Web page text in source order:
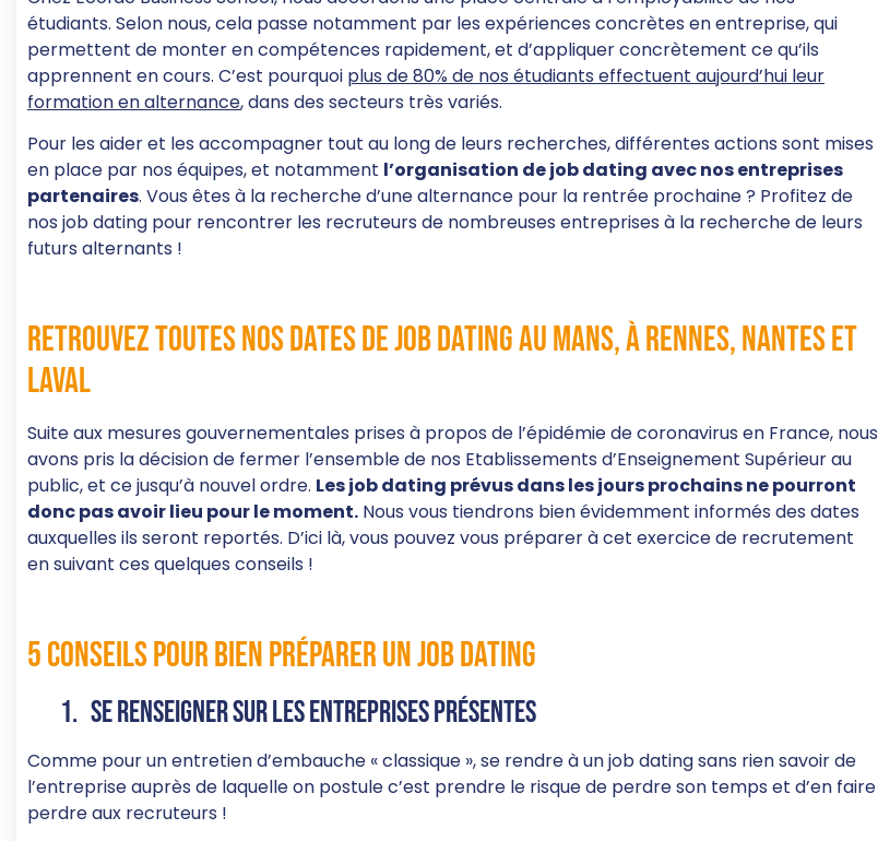
étudiants. Selon nous, cela passe notamment par les expériences concrètes en entreprise, qui
permettent de monter en compétences rapidement, et d’appliquer concrètement ce qu’ils
apprennent en cours. C’est pourquoi plus de 80% de nos étudiants effectuent aujourd’hui leur
formation en alternance, dans des secteurs très variés.
Pour les aider et les accompagner tout au long de leurs recherches, différentes actions sont mises
en place par nos équipes, et notamment l’organisation de job dating avec nos entreprises
partenaires. Vous êtes à la recherche d’une alternance pour la rentrée prochaine ? Profitez de
nos job dating pour rencontrer les recruteurs de nombreuses entreprises à la recherche de leurs
futurs alternants !
Retrouvez toutes nos dates de job dating au Mans, à Rennes, Nantes et
Laval
Suite aux mesures gouvernementales prises à propos de l’épidémie de coronavirus en France, nous
avons pris la décision de fermer l’ensemble de nos Etablissements d’Enseignement Supérieur au
public, et ce jusqu’à nouvel ordre. Les job dating prévus dans les jours prochains ne pourront
donc pas avoir lieu pour le moment. Nous vous tiendrons bien évidemment informés des dates
auxquelles ils seront reportés. D’ici là, vous pouvez vous préparer à cet exercice de recrutement
en suivant ces quelques conseils !
5 conseils pour bien préparer un job dating
1. Se renseigner sur les entreprises présentes
Comme pour un entretien d’embauche « classique », se rendre à un job dating sans rien savoir de
l’entreprise auprès de laquelle on postule c’est prendre le risque de perdre son temps et d’en faire
perdre aux recruteurs !